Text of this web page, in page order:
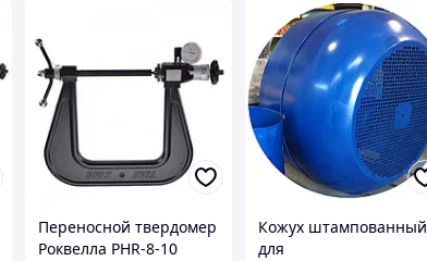
Переносной твердомер
Роквелла PHR-8-10
Кожух штампованный
для